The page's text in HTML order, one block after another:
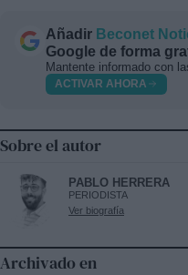
Añadir Beconet
Google de forma
Mantente informado con
ACTIVAR AHORA
Sobre el autor
PABLO HERRERA
PERIODISTA
Ver biografía
Archivado en